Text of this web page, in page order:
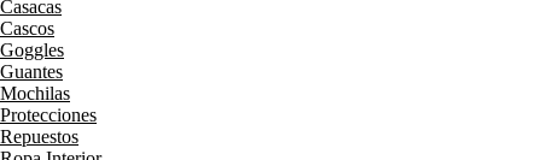
Casacas
Cascos
Goggles
Guantes
Mochilas
Protecciones
Repuestos